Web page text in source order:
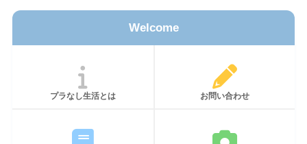
Welcome
プラなし生活とは お問い合わせ